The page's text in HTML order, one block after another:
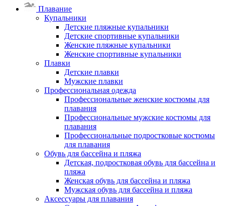
Плавание
Купальники
Детские пляжные купальники
Детские спортивные купальники
Женские пляжные купальники
Женские спортивные купальники
Плавки
Детские плавки
Мужские плавки
Профессиональная одежда
Профессиональные женские костюмы для
плавания
Профессиональные мужские костюмы для
плавания
Профессиональные подростковые костюмы
для плавания
Обувь для бассейна и пляжа
Детская, подростковая обувь для бассейна и
пляжа
Женская обувь для бассейна и пляжа
Мужская обувь для бассейна и пляжа
Аксессуары для плавания